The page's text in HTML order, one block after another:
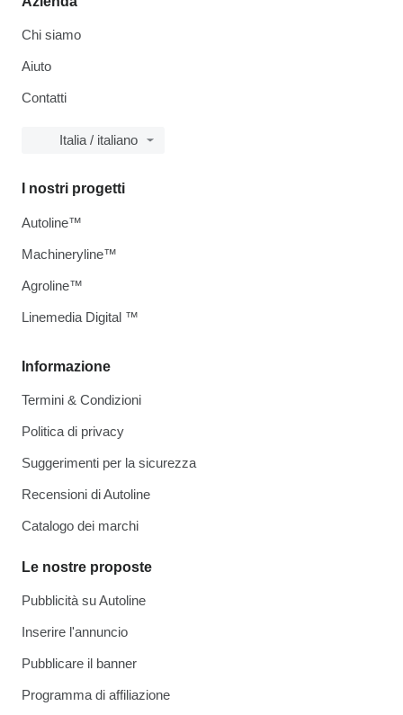
Chi siamo
Aiuto
Contatti
Italia / italiano
Informazione
Termini & Condizioni
Politica di privacy
Suggerimenti per la sicurezza
Recensioni di Autoline
Catalogo dei marchi
Le nostre proposte
Pubblicità su Autoline
Inserire l'annuncio
Pubblicare il banner
Programma di affiliazione
I nostri progetti
Autoline™
Machineryline™
Agroline™
Linemedia Digital ™